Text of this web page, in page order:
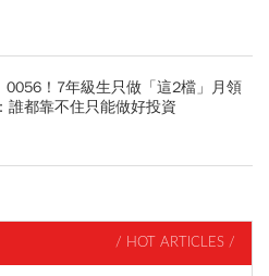
0056！7年級生只做「這2檔」月領
誰都靠不住只能做好投資
/ HOT ARTICLES /